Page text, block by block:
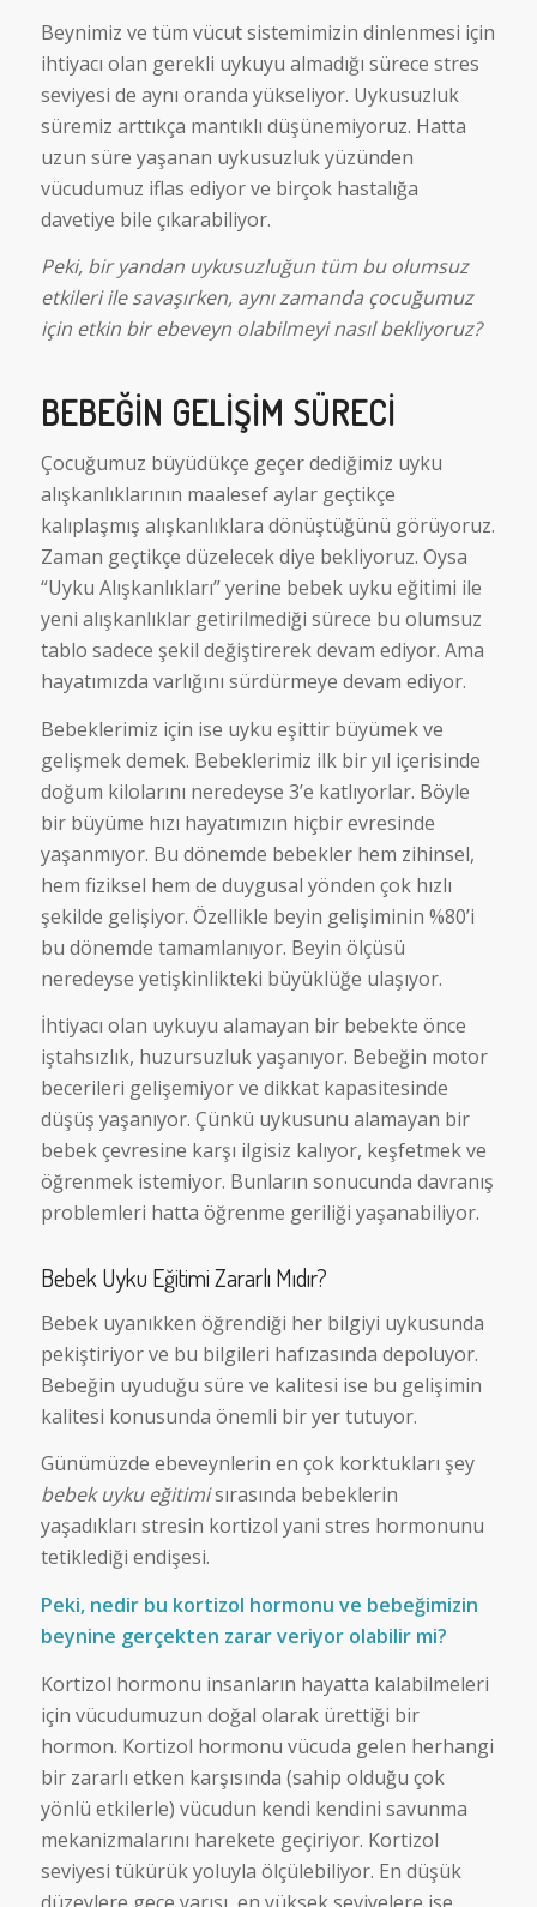
Beynimiz ve tüm vücut sistemimizin dinlenmesi için
ihtiyacı olan gerekli uykuyu almadığı sürece stres
seviyesi de aynı oranda yükseliyor. Uykusuzluk
süremiz arttıkça mantıklı düşünemiyoruz. Hatta
uzun süre yaşanan uykusuzluk yüzünden
vücudumuz iflas ediyor ve birçok hastalığa
davetiye bile çıkarabiliyor.
Peki, bir yandan uykusuzluğun tüm bu olumsuz
etkileri ile savaşırken, aynı zamanda çocuğumuz
için etkin bir ebeveyn olabilmeyi nasıl bekliyoruz?
BEBEĞIN GELIŞIM SÜRECI
Çocuğumuz büyüdükçe geçer dediğimiz uyku
alışkanlıklarının maalesef aylar geçtikçe
kalıplaşmış alışkanlıklara dönüştüğünü görüyoruz.
Zaman geçtikçe düzelecek diye bekliyoruz. Oysa
“Uyku Alışkanlıkları” yerine bebek uyku eğitimi ile
yeni alışkanlıklar getirilmediği sürece bu olumsuz
tablo sadece şekil değiştirerek devam ediyor. Ama
hayatımızda varlığını sürdürmeye devam ediyor.
Bebeklerimiz için ise uyku eşittir büyümek ve
gelişmek demek. Bebeklerimiz ilk bir yıl içerisinde
doğum kilolarını neredeyse 3’e katlıyorlar. Böyle
bir büyüme hızı hayatımızın hiçbir evresinde
yaşanmıyor. Bu dönemde bebekler hem zihinsel,
hem fiziksel hem de duygusal yönden çok hızlı
şekilde gelişiyor. Özellikle beyin gelişiminin %80’i
bu dönemde tamamlanıyor. Beyin ölçüsü
neredeyse yetişkinlikteki büyüklüğe ulaşıyor.
İhtiyacı olan uykuyu alamayan bir bebekte önce
iştahsızlık, huzursuzluk yaşanıyor. Bebeğin motor
becerileri gelişemiyor ve dikkat kapasitesinde
düşüş yaşanıyor. Çünkü uykusunu alamayan bir
bebek çevresine karşı ilgisiz kalıyor, keşfetmek ve
öğrenmek istemiyor. Bunların sonucunda davranış
problemleri hatta öğrenme geriliği yaşanabiliyor.
Bebek Uyku Eğitimi Zararlı Mıdır?
Bebek uyanıkken öğrendiği her bilgiyi uykusunda
pekiştiriyor ve bu bilgileri hafızasında depoluyor.
Bebeğin uyuduğu süre ve kalitesi ise bu gelişimin
kalitesi konusunda önemli bir yer tutuyor.
Günümüzde ebeveynlerin en çok korktukları şey
bebek uyku eğitimisırasında bebeklerin
yaşadıkları stresin kortizol yani stres hormonunu
tetiklediği endişesi.
Peki, nedir bu kortizol hormonu ve bebeğimizin
beynine gerçekten zarar veriyor olabilir mi?
Kortizol hormonu insanların hayatta kalabilmeleri
için vücudumuzun doğal olarak ürettiği bir
hormon. Kortizol hormonu vücuda gelen herhangi
bir zararlı etken karşısında (sahip olduğu çok
yönlü etkilerle) vücudun kendi kendini savunma
mekanizmalarını harekete geçiriyor. Kortizol
seviyesi tükürük yoluyla ölçülebiliyor. En düşük